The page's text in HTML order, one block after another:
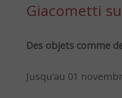
Giacometti
Des objets comme
Jusqu’au 01